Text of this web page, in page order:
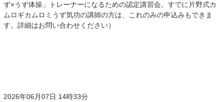
ず×うず体操」トレーナーになるための認定講習会。すでに片野式カ
ムロギカムロミうず気功の講師の方は、これのみの申込みもできま
す。詳細はお問い合わせください）
2026年06月07日 14時33分